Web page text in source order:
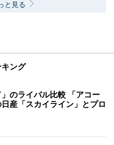
と見る
ング
のライバル比較 「アコー
日産「スカイライン」とプロ